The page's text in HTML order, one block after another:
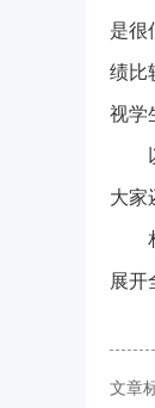
是很
绩比
视学
大家
展开
文章